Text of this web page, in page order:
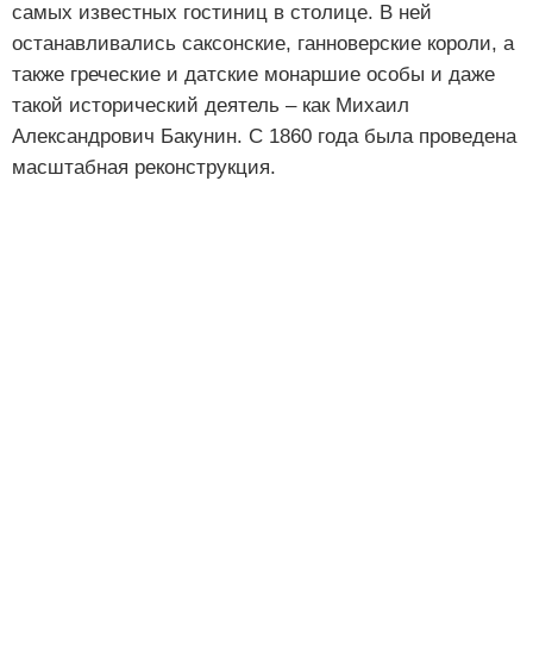
самых известных гостиниц в столице. В ней
останавливались саксонские, ганноверские короли, а
также греческие и датские монаршие особы и даже
такой исторический деятель – как Михаил
Александрович Бакунин. С 1860 года была проведена
масштабная реконструкция.